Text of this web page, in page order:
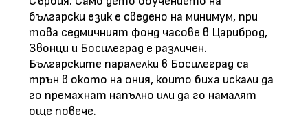
български език е сведено на минимум, при
това седмичният фонд часове в Цариброд,
Звонци и Босилеград е различен.
Българските паралелки в Босилеград са
трън в окото на ония, които биха искали да
го премахнат напълно или да го намалят
още повече.